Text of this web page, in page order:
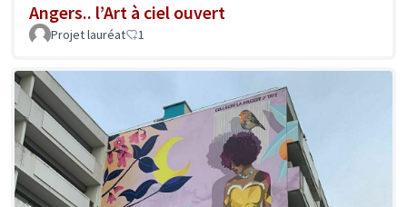
Angers.. l’Art à ciel ouvert
Projet lauréat 1